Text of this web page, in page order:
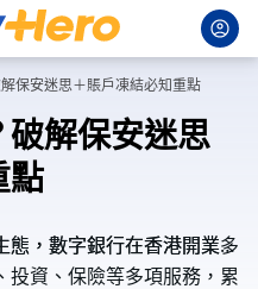
保安迷思＋賬戶凍結必知重點
解保安迷思
點
態，數字銀行在香港開業多
投資、保險等多項服務，累
態，數字銀行在香港開業多
投資、保險等多項服務，累